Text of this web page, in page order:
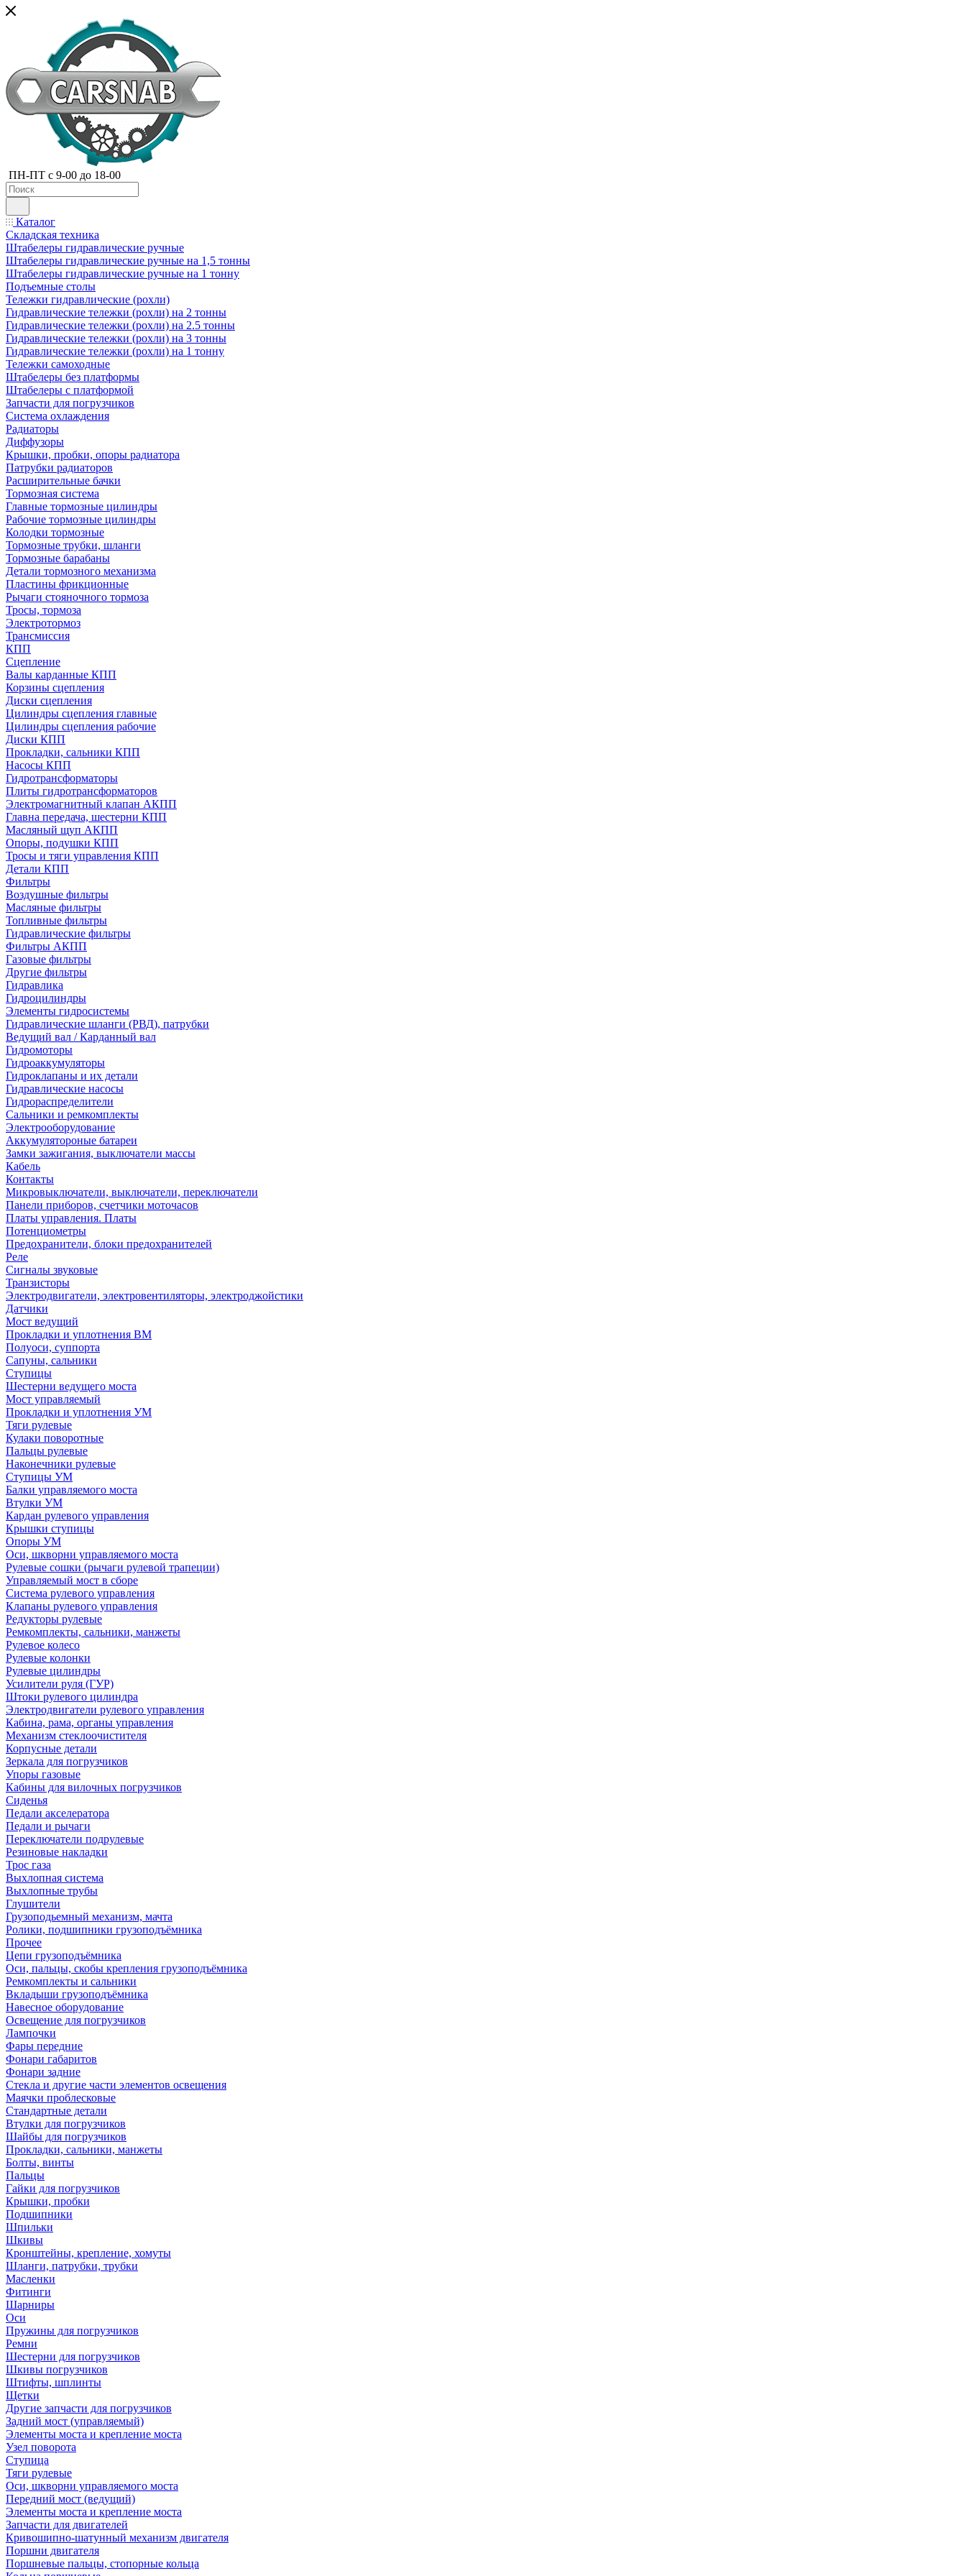
ПН-ПТ с 9-00 до 18-00
Каталог
Складская техника
Штабелеры гидравлические ручные
Штабелеры гидравлические ручные на 1,5 тонны
Штабелеры гидравлические ручные на 1 тонну
Подъемные столы
Тележки гидравлические (рохли)
Гидравлические тележки (рохли) на 2 тонны
Гидравлические тележки (рохли) на 2.5 тонны
Гидравлические тележки (рохли) на 3 тонны
Гидравлические тележки (рохли) на 1 тонну
Тележки самоходные
Штабелеры без платформы
Штабелеры с платформой
Запчасти для погрузчиков
Система охлаждения
Радиаторы
Диффузоры
Крышки, пробки, опоры радиатора
Патрубки радиаторов
Расширительные бачки
Тормозная система
Главные тормозные цилиндры
Рабочие тормозные цилиндры
Колодки тормозные
Тормозные трубки, шланги
Тормозные барабаны
Детали тормозного механизма
Пластины фрикционные
Рычаги стояночного тормоза
Тросы, тормоза
Электротормоз
Трансмиссия
КПП
Сцепление
Валы карданные КПП
Корзины сцепления
Диски сцепления
Цилиндры сцепления главные
Цилиндры сцепления рабочие
Диски КПП
Прокладки, сальники КПП
Насосы КПП
Гидротрансформаторы
Плиты гидротрансформаторов
Электромагнитный клапан АКПП
Главна передача, шестерни КПП
Масляный щуп АКПП
Опоры, подушки КПП
Тросы и тяги управления КПП
Детали КПП
Фильтры
Воздушные фильтры
Масляные фильтры
Топливные фильтры
Гидравлические фильтры
Фильтры АКПП
Газовые фильтры
Другие фильтры
Гидравлика
Гидроцилиндры
Элементы гидросистемы
Гидравлические шланги (РВД), патрубки
Ведущий вал / Карданный вал
Гидромоторы
Гидроаккумуляторы
Гидроклапаны и их детали
Гидравлические насосы
Гидрораспределители
Сальники и ремкомплекты
Электрооборудование
Аккумулятороные батареи
Замки зажигания, выключатели массы
Кабель
Контакты
Микровыключатели, выключатели, переключатели
Панели приборов, счетчики моточасов
Платы управления. Платы
Потенциометры
Предохранители, блоки предохранителей
Реле
Сигналы звуковые
Транзисторы
Электродвигатели, электровентиляторы, электроджойстики
Датчики
Мост ведущий
Прокладки и уплотнения ВМ
Полуоси, суппорта
Сапуны, сальники
Ступицы
Шестерни ведущего моста
Мост управляемый
Прокладки и уплотнения УМ
Тяги рулевые
Кулаки поворотные
Пальцы рулевые
Наконечники рулевые
Ступицы УМ
Балки управляемого моста
Втулки УМ
Кардан рулевого управления
Крышки ступицы
Опоры УМ
Оси, шкворни управляемого моста
Рулевые сошки (рычаги рулевой трапеции)
Управляемый мост в сборе
Система рулевого управления
Клапаны рулевого управления
Редукторы рулевые
Ремкомплекты, сальники, манжеты
Рулевое колесо
Рулевые колонки
Рулевые цилиндры
Усилители руля (ГУР)
Штоки рулевого цилиндра
Электродвигатели рулевого управления
Кабина, рама, органы управления
Механизм стеклоочистителя
Корпусные детали
Зеркала для погрузчиков
Упоры газовые
Кабины для вилочных погрузчиков
Сиденья
Педали акселератора
Педали и рычаги
Переключатели подрулевые
Резиновые накладки
Трос газа
Выхлопная система
Выхлопные трубы
Глушители
Грузоподьемный механизм, мачта
Ролики, подшипники грузоподъёмника
Прочее
Цепи грузоподъёмника
Оси, пальцы, скобы крепления грузоподъёмника
Ремкомплекты и сальники
Вкладыши грузоподъёмника
Навесное оборудование
Освещение для погрузчиков
Лампочки
Фары передние
Фонари габаритов
Фонари задние
Стекла и другие части элементов освещения
Маячки проблесковые
Стандартные детали
Втулки для погрузчиков
Шайбы для погрузчиков
Прокладки, сальники, манжеты
Болты, винты
Пальцы
Гайки для погрузчиков
Крышки, пробки
Подшипники
Шпильки
Шкивы
Кронштейны, крепление, хомуты
Шланги, патрубки, трубки
Масленки
Фитинги
Шарниры
Оси
Пружины для погрузчиков
Ремни
Шестерни для погрузчиков
Шкивы погрузчиков
Штифты, шплинты
Щетки
Другие запчасти для погрузчиков
Задний мост (управляемый)
Элементы моста и крепление моста
Узел поворота
Ступица
Тяги рулевые
Оси, шкворни управляемого моста
Передний мост (ведущий)
Элементы моста и крепление моста
Запчасти для двигателей
Кривошипно-шатунный механизм двигателя
Поршни двигателя
Поршневые пальцы, стопорные кольца